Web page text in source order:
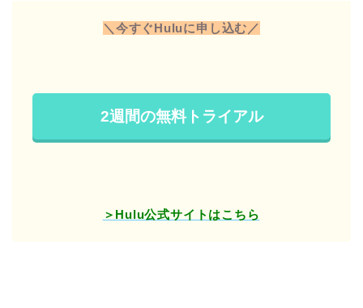
＼今すぐHuluに申し込む／
2週間の無料トライアル
＞Hulu公式サイトはこちら